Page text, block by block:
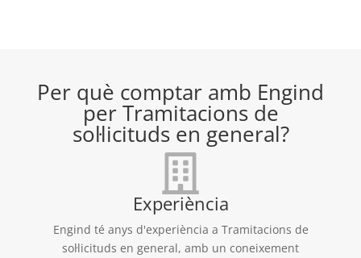
Per què comptar amb Engind
per Tramitacions de
sol·licituds en general?
Experiència
Engind té anys d'experiència a Tramitacions de
sol·licituds en general, amb un coneixement